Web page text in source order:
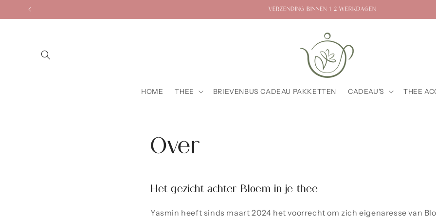
naar de
content
VERZENDING BINNEN 1-2 WERKDAGEN
HOME THEE BRIEVENBUS CADEAU PAKKETTEN CADEAU'S THEE
Over
Het gezicht achter Bloem in je thee
Yasmin heeft sinds maart 2024 het voorrecht om zich eigenaresse van